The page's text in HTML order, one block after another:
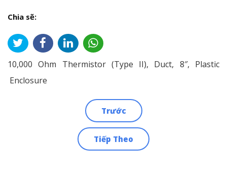
Chia sẽ:
10,000 Ohm Thermistor (Type II), Duct, 8″, Plastic
Enclosure
Trước
Tiếp Theo